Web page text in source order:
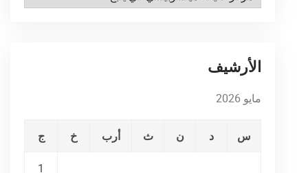
الأرشيف
مايو 2026
س د ن ث أرب خ ج
1